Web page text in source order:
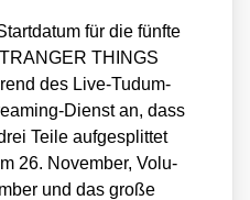
für die fünf­te
THINGS
des Live-Tudum-
Dienst an, dass
Tei­le auf­ge­split­tet
26. Novem­ber, Volu­
und das gro­ße